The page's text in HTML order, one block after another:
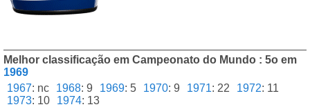
Melhor classificação em Campeonato do Mundo : 5o em
1969
1967: nc 1968: 9 1969: 5 1970: 9 1971: 22 1972: 11
1973: 10 1974: 13